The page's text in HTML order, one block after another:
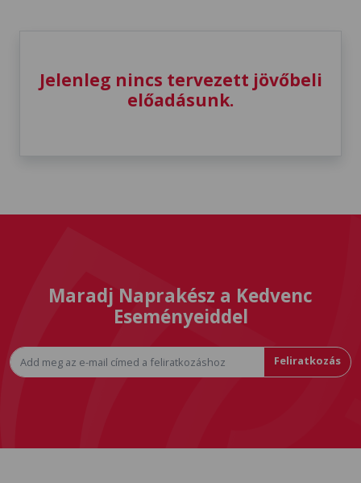
Jelenleg nincs tervezett jövőbeli
előadásunk.
Maradj Naprakész a Kedvenc
Eseményeiddel
Feliratkozás